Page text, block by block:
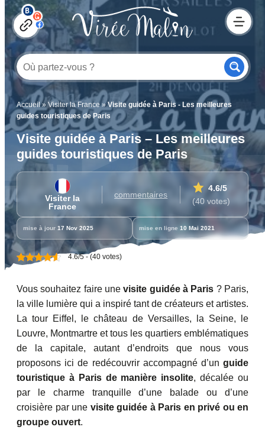
Accueil» Visiter la France»Visite guidée à Paris - Les meilleures
guides touristiques de Paris
Visite guidée à Paris – Les meilleures
guides touristiques de Paris
Visiter la
France
commentaires
4.6/5
(40 votes)
mise à jour 17 Nov 2025 mise en ligne 10 Mai 2021
4.6/5 - (40 votes)
Vous souhaitez faire unevisite guidée à Paris ? Paris,
la ville lumière qui a inspiré tant de créateurs et artistes.
La tour Eiffel, le château de Versailles, la Seine, le
Louvre, Montmartre et tous les quartiers emblématiques
de la capitale, autant d’endroits que nous vous
proposons ici de redécouvrir accompagné d’un guide
touristique à Paris de manière insolite, décalée ou
par le charme tranquille d’une balade ou d’une
croisière par une visite guidée à Paris en privé ou en
groupe ouvert.